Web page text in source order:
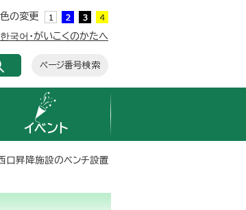
の変更
국어・がいこくのかたへ
ページ番号検索
イベント
口昇降施設のベンチ設置